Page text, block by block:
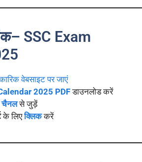
– SSC Exam
वेबसाइट पर जाएं
2025 PDFडाउनलोड करें
चैनलसे जुड़ें
के लिएक्लिककरें